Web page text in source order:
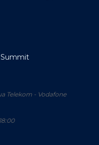
Summit
Telekom - Vodafone